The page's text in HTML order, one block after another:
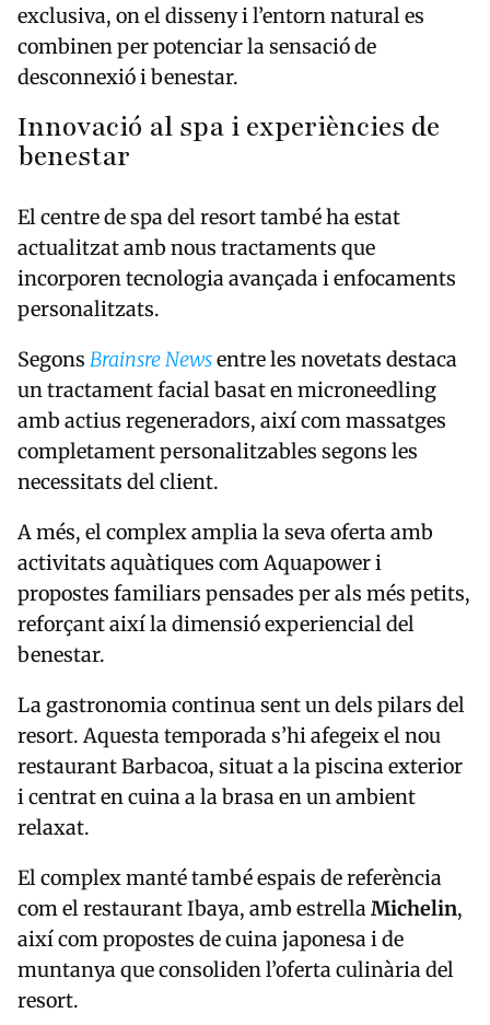
exclusiva, on el disseny i l’entorn natural es
combinen per potenciar la sensació de
desconnexió i benestar.
Innovació al spa i experiències de
benestar
El centre de spa del resort també ha estat
actualitzat amb nous tractaments que
incorporen tecnologia avançada i enfocaments
personalitzats.
Segons Brainsre Newsentre les novetats destaca
un tractament facial basat en microneedling
amb actius regeneradors, així com massatges
completament personalitzables segons les
necessitats del client.
A més, el complex amplia la seva oferta amb
activitats aquàtiques com Aquapower i
propostes familiars pensades per als més petits,
reforçant així la dimensió experiencial del
benestar.
La gastronomia continua sent un dels pilars del
resort. Aquesta temporada s’hi afegeix el nou
restaurant Barbacoa, situat a la piscina exterior
i centrat en cuina a la brasa en un ambient
relaxat.
El complex manté també espais de referència
com el restaurant Ibaya, amb estrellaMichelin,
així com propostes de cuina japonesa i de
muntanya que consoliden l’oferta culinària del
resort.